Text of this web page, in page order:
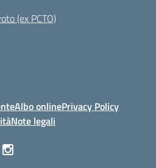
(ex PCTO)
Albo onlinePrivacy Policy
Note legali